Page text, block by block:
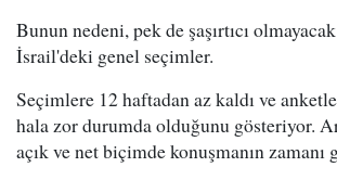
Bunun nedeni, pek de şaşırtıcı
İsrail'deki genel seçimler.
Seçimlere 12 haftadan az kaldı ve
hala zor durumda olduğunu gösteriyor.
açık ve net biçimde konuşmanın zamanı